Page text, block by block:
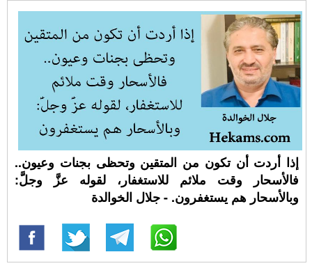
إذا أردت أن تكون من المتقين وتحظى بجنات وعيون..
فالأسحار وقت ملائم للاستغفار، لقوله عزَّ وجلَّ:
وبالأسحار هم يستغفرون. - جلال الخوالدة